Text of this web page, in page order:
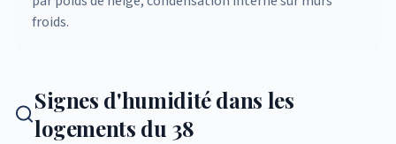
froids.
Signes d'humidité dans les
logements du 38